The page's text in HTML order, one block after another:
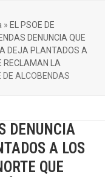
» EL PSOE DE
DENUNCIA QUE
DEJA PLANTADOS A
RECLAMAN LA
DE ALCOBENDAS
DENUNCIA
A LOS
QUE